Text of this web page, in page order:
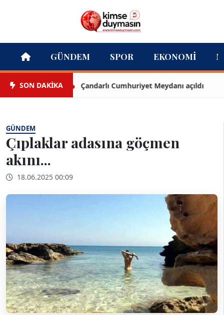
GÜNDEM SPOR EKONOMI
SON DAKİKAÇandarlı Cumhuriyet Meydanı açıldı
GÜNDEM
Çıplaklar adasına göçmen
akını...
18.06.2025 00:09